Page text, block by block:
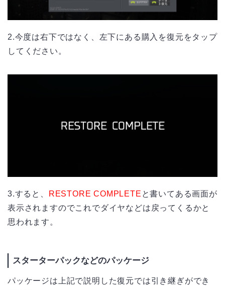
2.今度は右下ではなく、左下にある購入を復元をタップ
してください。
3.すると、 RESTORE COMPLETE と書いてある画面が
表示されますのでこれでダイヤなどは戻ってくるかと
思われます。
スターターパックなどのパッケージ
パッケージは上記で説明した復元では引き継ぎができ